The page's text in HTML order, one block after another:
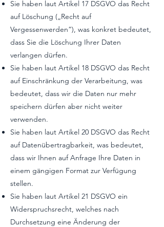
Sie haben laut Artikel 17 DSGVO das Recht
auf Löschung („Recht auf
Vergessenwerden“), was konkret bedeutet,
dass Sie die Löschung Ihrer Daten
verlangen dürfen.
Sie haben laut Artikel 18 DSGVO das Recht
auf Einschränkung der Verarbeitung, was
bedeutet, dass wir die Daten nur mehr
speichern dürfen aber nicht weiter
verwenden.
Sie haben laut Artikel 20 DSGVO das Recht
auf Datenübertragbarkeit, was bedeutet,
dass wir Ihnen auf Anfrage Ihre Daten in
einem gängigen Format zur Verfügung
stellen.
Sie haben laut Artikel 21 DSGVO ein
Widerspruchsrecht, welches nach
Durchsetzung eine Änderung der